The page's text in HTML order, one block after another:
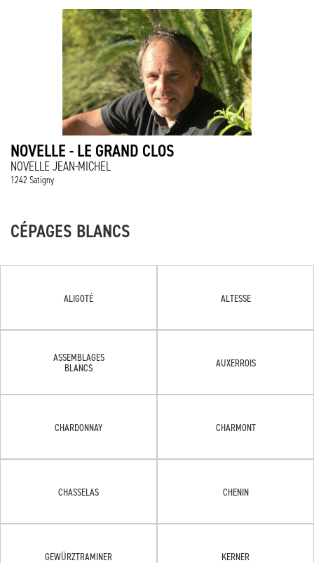
NOVELLE - LE GRAND CLOS
NOVELLE JEAN-MICHEL
1242 Satigny
CÉPAGES BLANCS
ALIGOTÉ ALTESSE
ASSEMBLAGES
BLANCS
AUXERROIS
CHARDONNAY CHARMONT
CHASSELAS CHENIN
GEWÜRZTRAMINER KERNER